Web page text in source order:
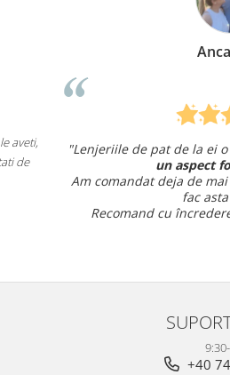
o sunt
de înaltă calitate și cu
foarte frumos.
mai multe ori și voi continua să
în viitor.
acest magazin online!"
și
+40